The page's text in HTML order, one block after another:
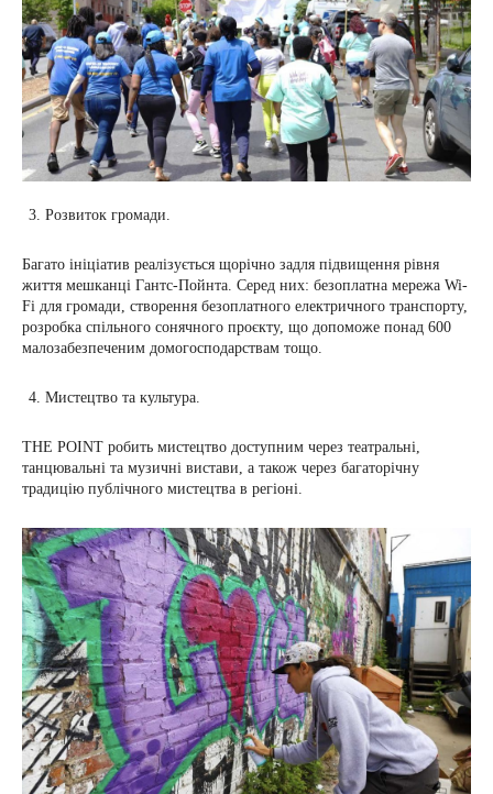
Розвиток громади.
Багато ініціатив реалізується щорічно задля підвищення рівня
життя мешканці Гантс-Пойнта. Серед них: безоплатна мережа Wi-
Fi для громади, створення безоплатного електричного транспорту,
розробка спільного сонячного проєкту, що допоможе понад 600
малозабезпеченим домогосподарствам тощо.
Мистецтво та культура.
THE POINT робить мистецтво доступним через театральні,
танцювальні та музичні вистави, а також через багаторічну
традицію публічного мистецтва в регіоні.